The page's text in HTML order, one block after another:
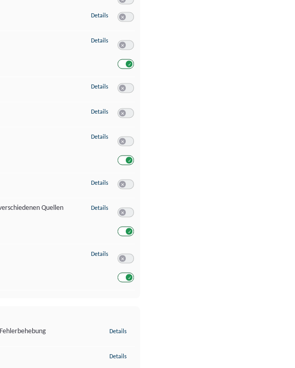
Details zu Speichern von oder Zugriff auf Informationen auf einem Endgerät
Details zu Verwendung reduzierter Daten zur Auswahl von Werbeanzeigen
Details zu Erstellung von Profilen für personalisierte Werbung
Details zu Verwendung von Profilen zur Auswahl personalisierter Werbung
Details zu Messung der Werbeleistung
Details zu Messung der Performance von Inhalten
Quellen
Details zu Analyse von Zielgruppen durch Statistiken oder Kombinationen von
Details zu Entwicklung und Verbesserung der Angebote
Details
Details